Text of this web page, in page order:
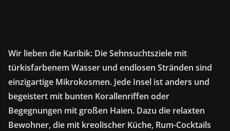
Wir lieben die Karibik: Die Sehnsuchtsziele mit
türkisfarbenem Wasser und endlosen Stränden sind
einzigartige Mikrokosmen. Jede Insel ist anders und
begeistert mit bunten Korallenriffen oder
Begegnungen mit großen Haien. Dazu die relaxten
Bewohner, die mit kreolischer Küche, Rum-Cocktails